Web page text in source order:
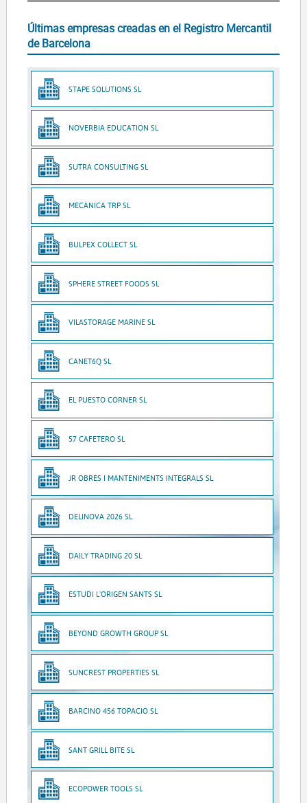
Últimas empresas creadas en el Registro Mercantil
de Barcelona
STAPE SOLUTIONS SL
NOVERBIA EDUCATION SL
SUTRA CONSULTING SL
MECANICA TRP SL
BULPEX COLLECT SL
SPHERE STREET FOODS SL
VILASTORAGE MARINE SL
CANET6Q SL
EL PUESTO CORNER SL
57 CAFETERO SL
JR OBRES I MANTENIMENTS INTEGRALS SL
DELINOVA 2026 SL
DAILY TRADING 20 SL
ESTUDI L'ORIGEN SANTS SL
BEYOND GROWTH GROUP SL
SUNCREST PROPERTIES SL
BARCINO 456 TOPACIO SL
SANT GRILL BITE SL
ECOPOWER TOOLS SL